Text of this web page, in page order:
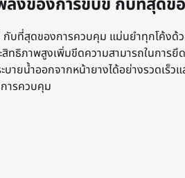
บที่สุดของการควบคุม แม่นยำทุกโค้งด้ว
ธิภาพสูงเพิ่มขีดความสามารถในการยึ
บายน้ำออกจากหน้ายางได้อย่างรวดเร็ว
ารควบคุม